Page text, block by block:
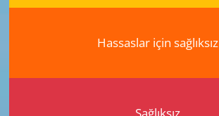
Hassaslar için sağlıksız